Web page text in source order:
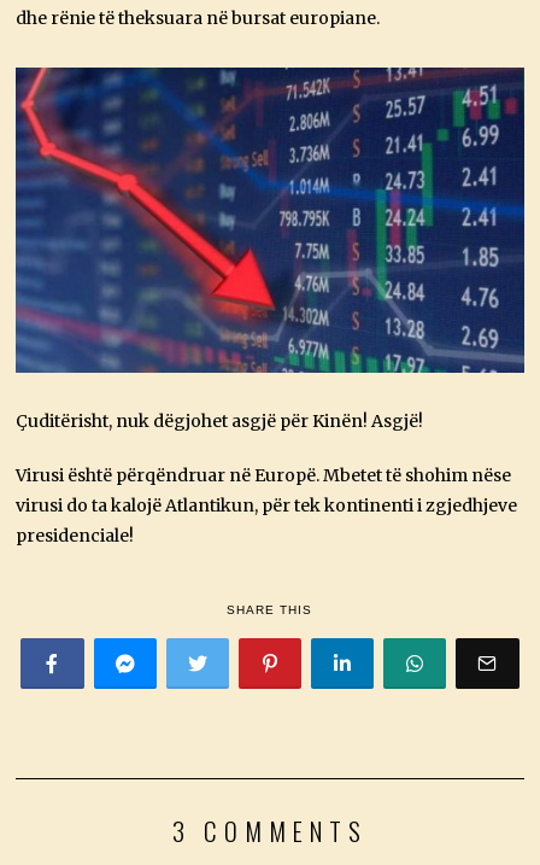
dhe rënie të theksuara në bursat europiane.
Çuditërisht, nuk dëgjohet asgjë për Kinën! Asgjë!
Virusi është përqëndruar në Europë. Mbetet të shohim nëse
virusi do ta kalojë Atlantikun, për tek kontinenti i zgjedhjeve
presidenciale!
SHARE THIS
3 COMMENTS